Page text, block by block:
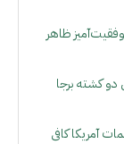
ظاهر
کشته برجا
آمریکا کافی